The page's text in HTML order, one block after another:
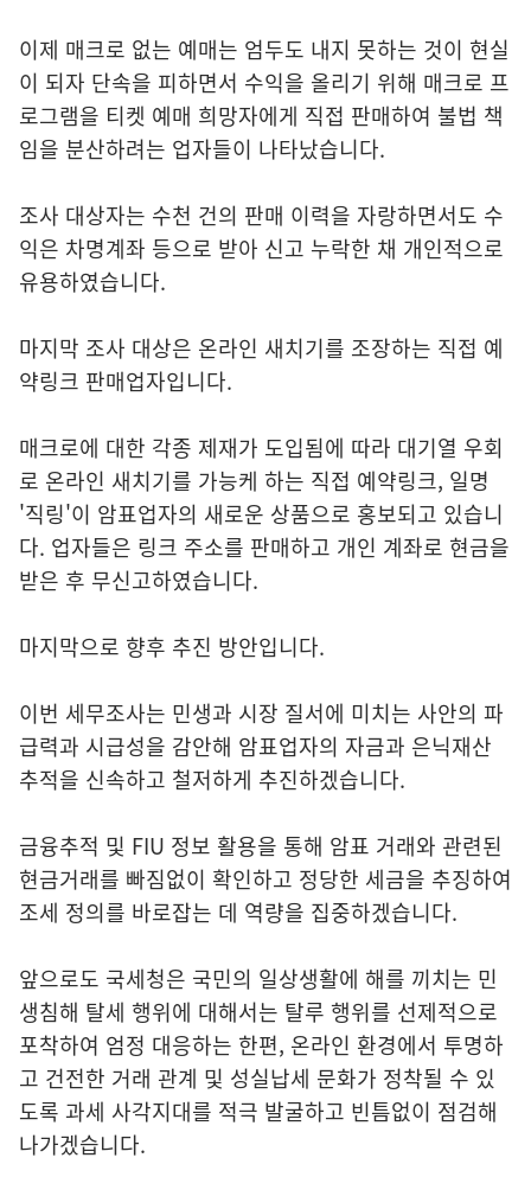
이제 매크로 없는 예매는 엄두도 내지 못하는 것이 현실
이 되자 단속을 피하면서 수익을 올리기 위해 매크로 프
로그램을 티켓 예매 희망자에게 직접 판매하여 불법 책
임을 분산하려는 업자들이 나타났습니다.
조사 대상자는 수천 건의 판매 이력을 자랑하면서도 수
익은 차명계좌 등으로 받아 신고 누락한 채 개인적으로
유용하였습니다.
마지막 조사 대상은 온라인 새치기를 조장하는 직접 예
약링크 판매업자입니다.
매크로에 대한 각종 제재가 도입됨에 따라 대기열 우회
로 온라인 새치기를 가능케 하는 직접 예약링크, 일명
'직링'이 암표업자의 새로운 상품으로 홍보되고 있습니
다. 업자들은 링크 주소를 판매하고 개인 계좌로 현금을
받은 후 무신고하였습니다.
마지막으로 향후 추진 방안입니다.
이번 세무조사는 민생과 시장 질서에 미치는 사안의 파
급력과 시급성을 감안해 암표업자의 자금과 은닉재산
추적을 신속하고 철저하게 추진하겠습니다.
금융추적 및 FIU 정보 활용을 통해 암표 거래와 관련된
현금거래를 빠짐없이 확인하고 정당한 세금을 추징하여
조세 정의를 바로잡는 데 역량을 집중하겠습니다.
앞으로도 국세청은 국민의 일상생활에 해를 끼치는 민
생침해 탈세 행위에 대해서는 탈루 행위를 선제적으로
포착하여 엄정 대응하는 한편, 온라인 환경에서 투명하
고 건전한 거래 관계 및 성실납세 문화가 정착될 수 있
도록 과세 사각지대를 적극 발굴하고 빈틈없이 점검해
나가겠습니다.